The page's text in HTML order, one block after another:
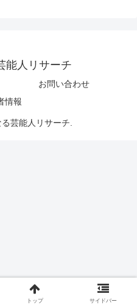
能人リサーチ
お問い合わせ
情報
芸能人リサーチ.
トップ サイドバー